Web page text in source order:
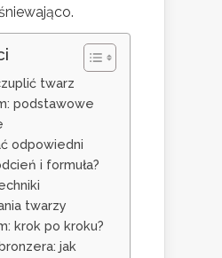
twarz
podstawowe
odpowiedni
i formuła?
twarzy
krok po kroku?
jak